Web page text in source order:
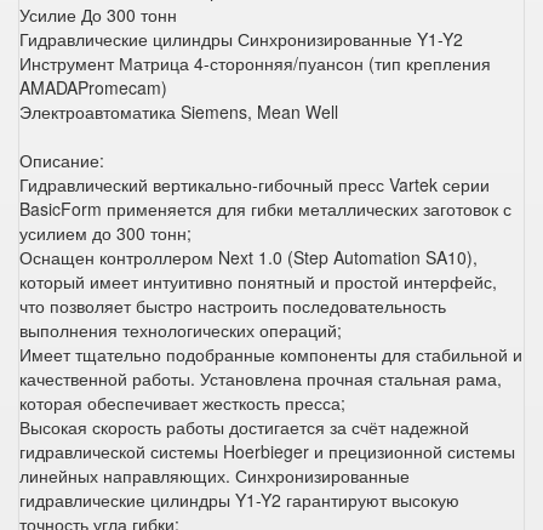
Усилие До 300 тонн
Гидравлические цилиндры Синхронизированные Y1-Y2
Инструмент Матрица 4-сторонняя/пуансон (тип крепления
AMADAPromecam)
Электроавтоматика Siemens, Mean Well
Описание:
Гидравлический вертикально-гибочный пресс Vartek серии
BasicForm применяется для гибки металлических заготовок с
усилием до 300 тонн;
Оснащен контроллером Next 1.0 (Step Automation SA10),
который имеет интуитивно понятный и простой интерфейс,
что позволяет быстро настроить последовательность
выполнения технологических операций;
Имеет тщательно подобранные компоненты для стабильной и
качественной работы. Установлена прочная стальная рама,
которая обеспечивает жесткость пресса;
Высокая скорость работы достигается за счёт надежной
гидравлической системы Hoerbieger и прецизионной системы
линейных направляющих. Синхронизированные
гидравлические цилиндры Y1-Y2 гарантируют высокую
точность угла гибки;